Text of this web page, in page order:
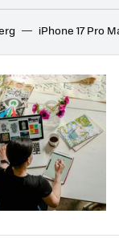
iPhone 17 Pro